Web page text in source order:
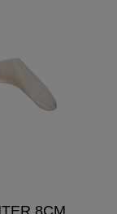
8CM